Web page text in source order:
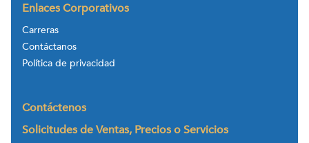
Enlaces Corporativos
Carreras
Contáctanos
Política de privacidad
Contáctenos
Solicitudes de Ventas, Precios o Servicios